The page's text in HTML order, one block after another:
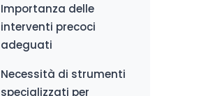
Importanza delle
interventi precoci
adeguati
Necessità di strumenti
specializzati per